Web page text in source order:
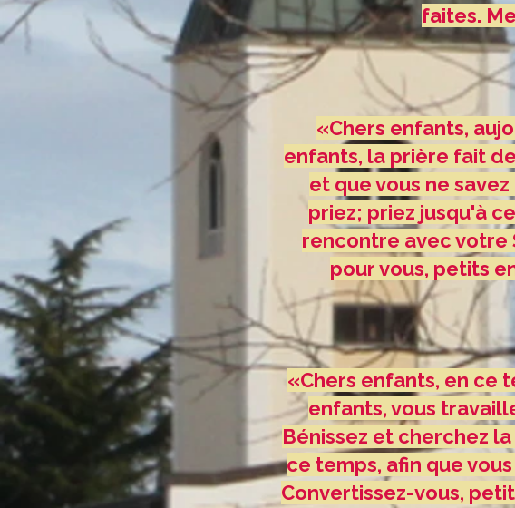
faites.
«Chers enfants,
enfants, la prière fait
et que vous ne
priez; priez jusqu'à
rencontre avec votre
pour vous, petits
«Chers enfants, en ce
enfants, vous
Bénissez et cherchez
ce temps, afin que
Convertissez-vous,